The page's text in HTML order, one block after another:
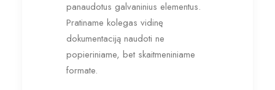
panaudotus galvaninius elementus.
Pratiname kolegas vidinę
dokumentaciją naudoti ne
popieriniame, bet skaitmeniniame
formate.